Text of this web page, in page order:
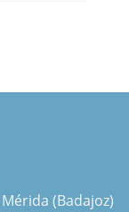
(Badajoz)